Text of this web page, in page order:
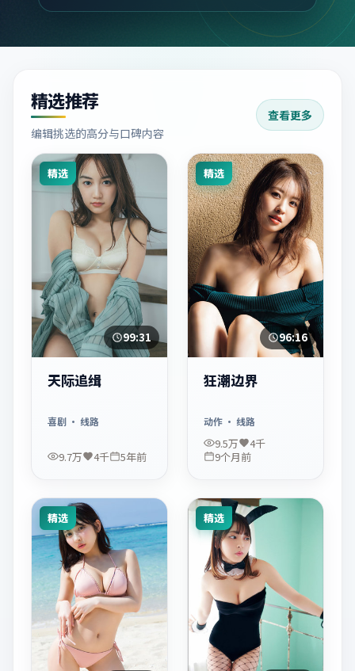
精选推荐
编辑挑选的高分与口碑内容
查看更多
精选
99:31
天际追缉
喜剧· 线路
9.7万 4千 5年前
精选
96:16
狂潮边界
动作 · 线路
9.5万
4千
9个月前
精选 精选